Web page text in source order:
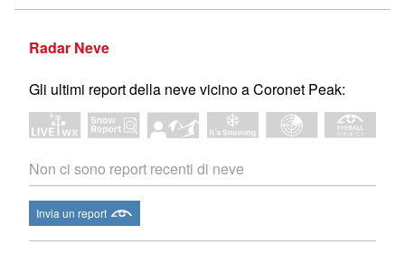
Radar Neve
Gli ultimi report della neve vicino a Coronet Peak:
Non ci sono report recenti di neve
Invia un report